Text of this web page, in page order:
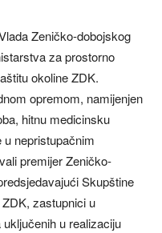
Zeničko-dobojskog
za prostorno
okoline ZDK.
opremom, namijenjen
hitnu medicinsku
nepristupačnim
premijer Zeničko-
Skupštine
zastupnici u
u realizaciju